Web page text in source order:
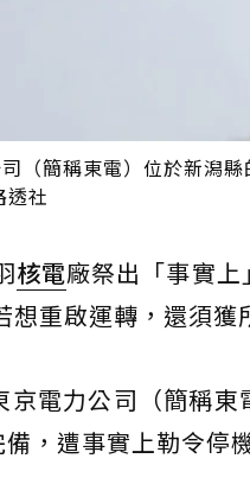
（簡稱東電）位於新潟
透社
核電廠祭出「事實
重啟運轉，還須獲
電力公司（簡稱
，遭事實上勒令停